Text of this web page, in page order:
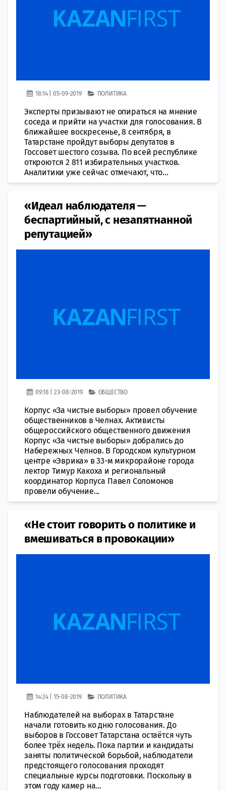
18:14 | 05-09-2019 ПОЛИТИКА
Эксперты призывают не опираться на мнение
соседа и прийти на участки для голосования. В
ближайшее воскресенье, 8 сентября, в
Татарстане пройдут выборы депутатов в
Госсовет шестого созыва. По всей республике
откроются 2 811 избирательных участков.
Аналитики уже сейчас отмечают, что...
«Идеал наблюдателя —
беспартийный, с незапятнанной
репутацией»
09:18 | 23-08-2019 ОБЩЕСТВО
Корпус «За чистые выборы» провел обучение
общественников в Челнах. Активисты
общероссийского общественного движения
Корпус «За чистые выборы» добрались до
Набережных Челнов. В Городском культурном
центре «Эврика» в 33-м микрорайоне города
лектор Тимур Какоха и региональный
координатор Корпуса Павел Соломонов
провели обучение...
«Не стоит говорить о политике и
вмешиваться в провокации»
14:24 | 15-08-2019 ПОЛИТИКА
Наблюдателей на выборах в Татарстане
начали готовить ко дню голосования. До
выборов в Госсовет Татарстана остаётся чуть
более трёх недель. Пока партии и кандидаты
заняты политической борьбой, наблюдатели
предстоящего голосования проходят
специальные курсы подготовки. Поскольку в
этом году камер на...